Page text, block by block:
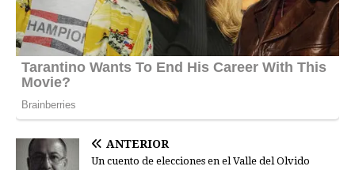
ANTERIOR
Un cuento de elecciones en el Valle del Olvido